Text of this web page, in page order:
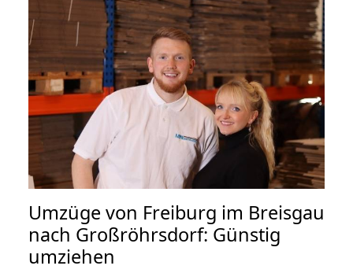
Umzüge von Freiburg im Breisgau
nach Großröhrsdorf: Günstig
umziehen